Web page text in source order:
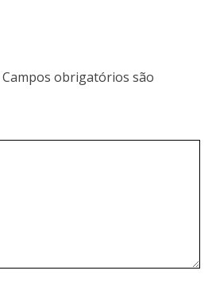
Campos obrigatórios são